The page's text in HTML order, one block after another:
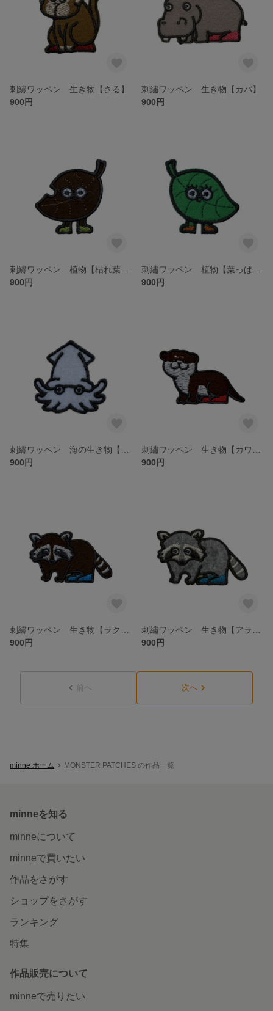
刺繡ワッペン 生き物【さる】
900円
刺繡ワッペン 生き物【カバ】
900円
900円
900円
900円
900円
900円
900円
前へ 次へ
minne ホーム MONSTER PATCHES の作品一覧
minneを知る
minneについて
minneで買いたい
作品をさがす
ショップをさがす
ランキング
特集
作品販売について
minneで売りたい